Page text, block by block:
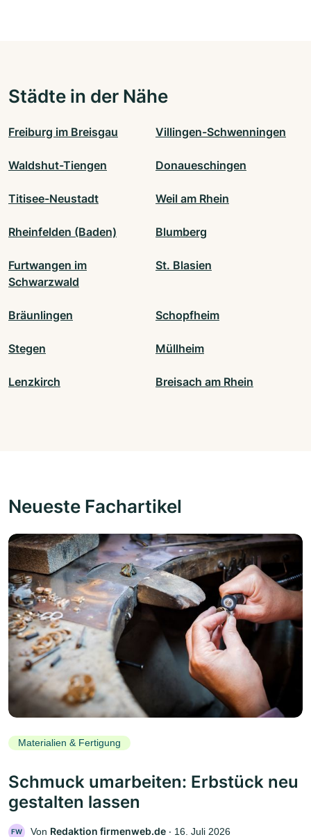
Städte in der Nähe
Freiburg im Breisgau Villingen-Schwenningen
Waldshut-Tiengen Donaueschingen
Titisee-Neustadt Weil am Rhein
Rheinfelden (Baden) Blumberg
Furtwangen im
Schwarzwald
St. Blasien
Bräunlingen Schopfheim
Stegen Müllheim
Lenzkirch Breisach am Rhein
Neueste Fachartikel
Materialien & Fertigung
Schmuck umarbeiten: Erbstück neu
gestalten lassen
FW Von Redaktion firmenweb.de ‧ 16. Juli 2026